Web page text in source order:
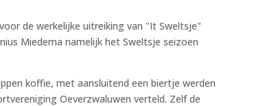
de werkelijke uitreiking van "It Sweltsje"
Miedema namelijk het Sweltsje seizoen
koffie, met aansluitend een biertje werden
Oeverzwaluwen verteld. Zelf de